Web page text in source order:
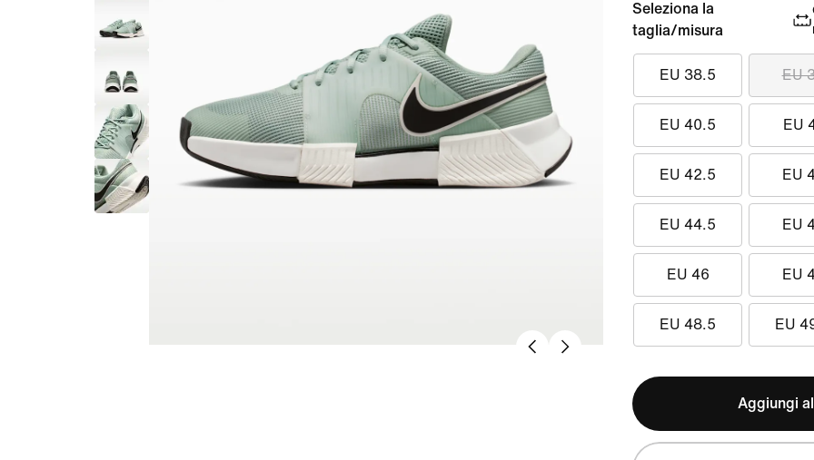
Seleziona la
taglia/misura
EU 38.5 EU
EU 40.5 EU
EU 42.5 EU
EU 44.5 EU
EU 46 EU
EU 48.5 EU
Aggiungi